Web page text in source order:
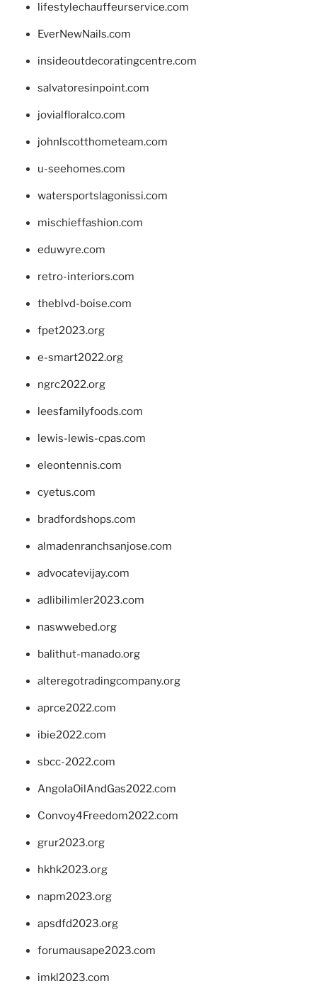
lifestylechauffeurservice.com
EverNewNails.com
insideoutdecoratingcentre.com
salvatoresinpoint.com
jovialfloralco.com
johnlscotthometeam.com
u-seehomes.com
watersportslagonissi.com
mischieffashion.com
eduwyre.com
retro-interiors.com
theblvd-boise.com
fpet2023.org
e-smart2022.org
ngrc2022.org
leesfamilyfoods.com
lewis-lewis-cpas.com
eleontennis.com
cyetus.com
bradfordshops.com
almadenranchsanjose.com
advocatevijay.com
adlibilimler2023.com
naswwebed.org
balithut-manado.org
alteregotradingcompany.org
aprce2022.com
ibie2022.com
sbcc-2022.com
AngolaOilAndGas2022.com
Convoy4Freedom2022.com
grur2023.org
hkhk2023.org
napm2023.org
apsdfd2023.org
forumausape2023.com
imkl2023.com